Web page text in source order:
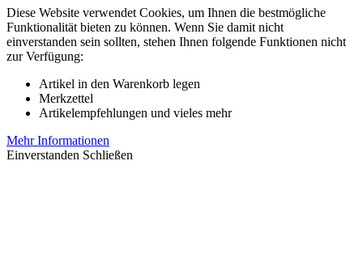
Diese Website verwendet Cookies, um Ihnen die bestmögliche
Funktionalität bieten zu können. Wenn Sie damit nicht
einverstanden sein sollten, stehen Ihnen folgende Funktionen nicht
zur Verfügung:
Artikel in den Warenkorb legen
Merkzettel
Artikelempfehlungen und vieles mehr
Mehr Informationen
Einverstanden Schließen